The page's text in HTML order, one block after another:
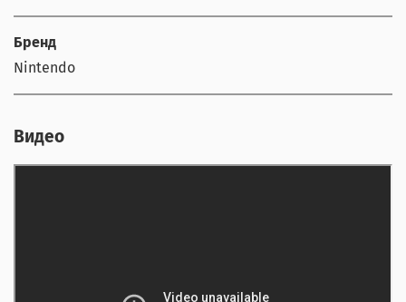
Бренд
Nintendo
Видео